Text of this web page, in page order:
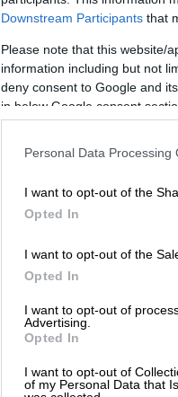
Downstream Participants that
Please note that this website/
information including but not
deny consent to Google and
in below Google consent
Personal Data Processing
I want to opt-out of the
Opted In
I want to opt-out of the
Opted In
I want to opt-out of
Advertising.
Opted In
I want to opt-out of
of my Personal Data that
Ο
ΠΑΟΚ
οφ
του